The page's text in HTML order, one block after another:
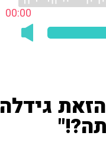
00:00
גידלה